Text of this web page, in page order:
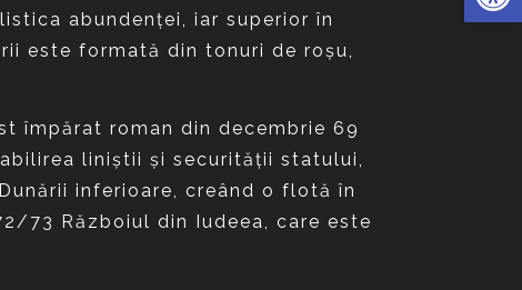
abundenţei, iar superior în
este formată din tonuri de roşu,
împărat roman din decembrie 69
liniştii şi securităţii statului,
inferioare, creând o flotă în
73 Războiul din Iudeea, care este